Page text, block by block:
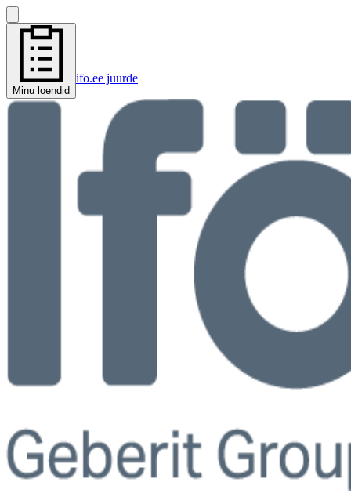
Minu loendid
ifo.ee juurde